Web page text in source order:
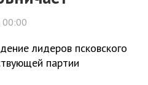
00:00
лидеров псковского
партии